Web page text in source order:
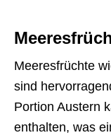
Meeresfrüchte
sind
Portion Austern
enthalten, was